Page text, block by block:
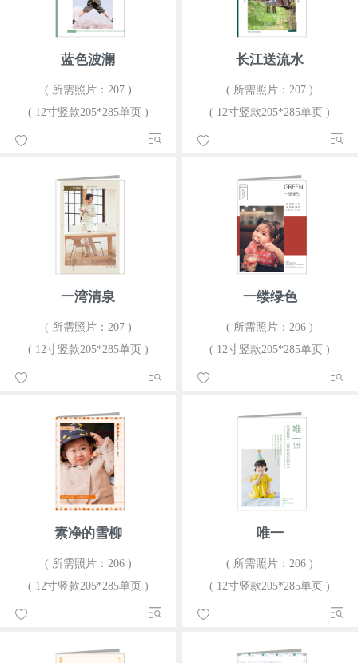
蓝色波澜
( 所需照片：207 )
( 12寸竖款205*285单页 )
长江送流水
( 所需照片：207 )
( 12寸竖款205*285单页 )
一湾清泉
( 所需照片：207 )
( 12寸竖款205*285单页 )
一缕绿色
( 所需照片：206 )
( 12寸竖款205*285单页 )
素净的雪柳
( 所需照片：206 )
( 12寸竖款205*285单页 )
唯一
( 所需照片：206 )
( 12寸竖款205*285单页 )